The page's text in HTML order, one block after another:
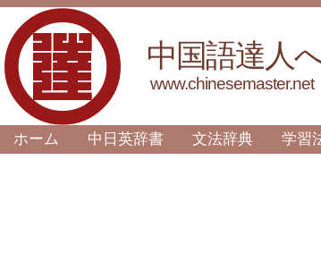
中国語達人
www.chinesemaster.net
ホーム 中日英辞書 文法辞典 学習